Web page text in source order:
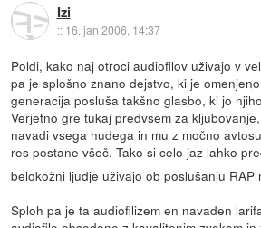
Izi
:: 16. jan 2006, 14:37
Poldi, kako naj otroci audiofilov uživajo v
pa je splošno znano dejstvo, ki je
generacija posluša takšno glasbo, ki jo
Verjetno gre tukaj predvsem za
navadi vsega hudega in mu z močno
res postane všeč. Tako si celo jaz lahko
belokožni ljudje uživajo ob poslušanju RAP
Sploh pa je ta audiofilizem en navaden